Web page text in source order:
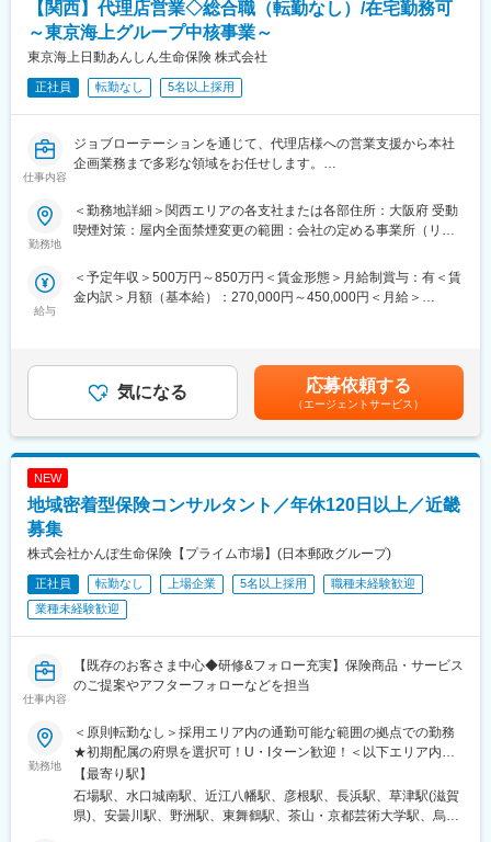
■キャリアパス：
法人営業部内にてキャリアを積み、ライン長～部店長となること
を展望。本人の希望次第では支店領域への挑戦や、本部部署への
チャレンジも可能です。
■業務の魅力：
・MUFGの抱える幅広いソリューション、関連会社等を駆使し、
幅広いニーズに対応可な環境です。
自律的な成長をサポートするため、自己啓発支援制度や資格取得
支援制度も充実しており、それぞれの成長ステージに応じたさま
知るためのさまざまなキャリア研修を行うなど、その他多数の支
援制度を用意しています。
【関西】代理店営業◇総合職（転勤なし）/在宅勤務可
～東京海上グループ中核事業～
東京海上日動あんしん生命保険 株式会社
正社員 転勤なし 5名以上採用
仕事内容
ジョブローテーションを通じて、代理店様への営業支援から本社
企画業務まで多彩な領域をお任せします。
【具体的には】
ジョブローテーションを前提に、多彩なキャリアに挑戦できるの
はのキャリアを築き上げていってください。
※初期配属は代理店営業となります。
ご提供、事務手続きのご案内などに携わっていただきます。
個人に対する直接的な営業活動は一切行いません。
代理店様のビジネスパートナーとしてご支援する、コンサルタン
トに近いイメージです。
代理店様からの様々なお問い合わせにお応えする営業サポートを
セス企画、コンプライアンス関連業務など、様々な業務に携わっ
ていただきます。
★生命保険業界未経験の方も歓迎！
本社で行う4日間の導入研修をはじめ、充実の教育体制のもとで長
期的なキャリアをつくりあげていくことができます。
■就業環境：
度とワークライフバランスが整った働き方が可能です。
本件は総合職（転勤なし）の採用なので、転居を伴う異動がござ
いません。
■当社に関して：
勤務地
＜勤務地詳細＞関西エリアの各支社または各部住所：大阪府 受動
喫煙対策：屋内全面禁煙変更の範囲：会社の定める事業所（リモ
給与
＜予定年収＞500万円～850万円＜賃金形態＞月給制賞与：有＜賃
金内訳＞月額（基本給）：270,000円～450,000円＜月給＞
ニットリーダー ⇒約750万円（月給約35万円＋賞与)賃金はあくま
でも目安の金額であり、選考を通じて上下する可能性がありま
す。月給(月額)は固定手当を含めた表記です。
気になる 応募依頼する
（エージェントサービス）
NEW
地域密着型保険コンサルタント／年休120日以上／近畿
募集
株式会社かんぽ生命保険【プライム市場】(日本郵政グループ)
正社員 転勤なし 上場企業 5名以上採用
職種未経験歓迎
業種未経験歓迎
仕事内容
【既存のお客さま中心◆研修&フォロー充実】保険商品・サービス
のご提案やアフターフォローなどを担当
勤務地
＜原則転勤なし＞採用エリア内の通勤可能な範囲の拠点での勤務
★初期配属の府県を選択可！U・Iターン歓迎！＜以下エリア内の
郵便局内に設置されたかんぽサービス部＞■近畿エリア：滋賀県、
京都府、大阪府、兵庫県、奈良県、和歌山県※基本的にスクーター
またはバイク、一部エリアは車で営業※配属先のかんぽサービス部
【最寄り駅】
石場駅、水口城南駅、近江八幡駅、彦根駅、長浜駅、草津駅(滋賀
県)、安曇川駅、野洲駅、東舞鶴駅、茶山・京都芸術大学駅、烏丸